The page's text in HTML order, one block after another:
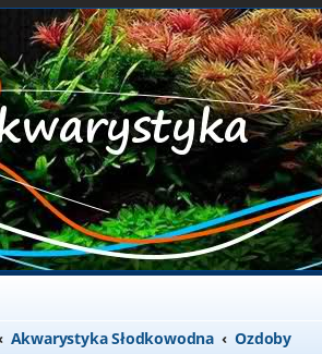
Akwarystyka Słodkowodna Ozdoby